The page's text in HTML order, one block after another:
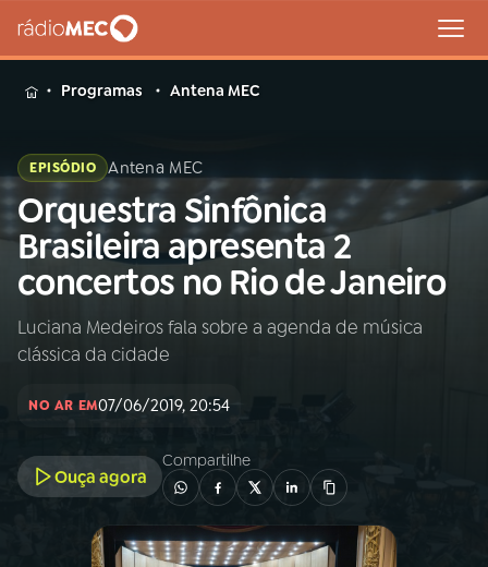
MENU
Buscar
na
Rádio
MEC
Buscar
Início AO VIVO
INÍCIO
A RÁDIO
PROGRAMAÇÃO
Programas Antena MEC
EPISÓDIO Antena MEC
Orquestra Sinfônica
Brasileira apresenta 2
concertos no Rio de Janeiro
Luciana Medeiros fala sobre a agenda de música
clássica da cidade
NO AR EM07/06/2019, 20:54
Ouça agora
Compartilhe